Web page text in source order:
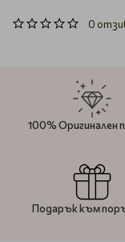
0
100% Оригинален
Подарък към